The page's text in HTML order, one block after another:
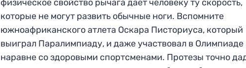
физическое свойство рычага дает человеку ту скорость,
которые не могут развить обычные ноги. Вспомните
южноафриканского атлета Оскара Писториуса, который
выиграл Паралимпиаду, и даже участвовал в Олимпиаде
наравне со здоровыми спортсменами. Протезы точно